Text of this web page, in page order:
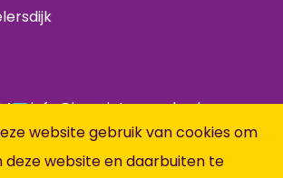
info@jumpintopeople.nl
website gebruik van cookies om
deze website en daarbuiten te